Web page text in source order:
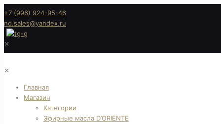
+7 (996) 924-95-46
nd.sales@yandex.ru
✕
✕
Главная
Магазин
Категории
Эфирные масла D’ORIENTE